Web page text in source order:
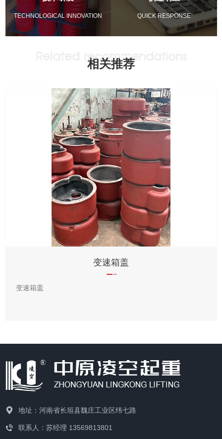
TECHNOLOGICAL INNOVATION QUICK RESPONSE
相关推荐
变速箱盖
变速箱盖
地址：河南省长垣县魏庄工业区纬七路
联系人：苏经理 13569813801